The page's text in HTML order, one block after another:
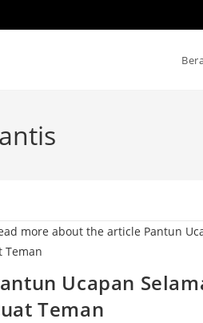
Ucapan
Teman